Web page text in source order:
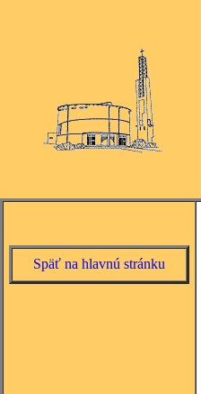
Späť na hlavnú stránku